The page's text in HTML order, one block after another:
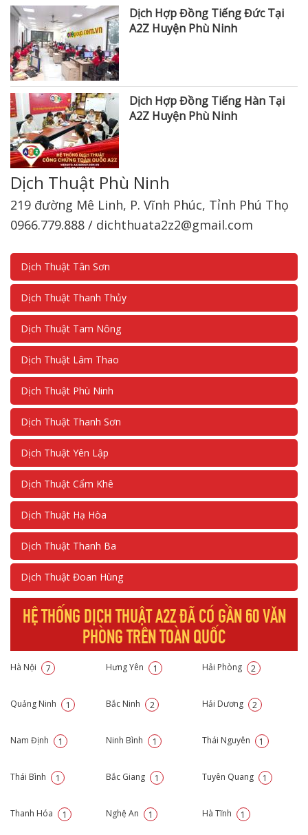
Dịch Hợp Đồng Tiếng Đức Tại
A2Z Huyện Phù Ninh
Dịch Hợp Đồng Tiếng Hàn Tại
A2Z Huyện Phù Ninh
Dịch Thuật Phù Ninh
219 đường Mê Linh, P. Vĩnh Phúc, Tỉnh Phú Thọ
0966.779.888 / dichthuata2z2@gmail.com
Dịch Thuật Tân Sơn
Dịch Thuật Thanh Thủy
Dịch Thuật Tam Nông
Dịch Thuật Lâm Thao
Dịch Thuật Phù Ninh
Dịch Thuật Thanh Sơn
Dịch Thuật Yên Lập
Dịch Thuật Cẩm Khê
Dịch Thuật Hạ Hòa
Dịch Thuật Thanh Ba
Dịch Thuật Đoan Hùng
HỆ THỐNG DỊCH THUẬT A2Z ĐÃ CÓ GẦN 60 VĂN
PHÒNG TRÊN TOÀN QUỐC
Hà Nội 7 Hưng Yên 1 Hải Phòng 2
Quảng Ninh 1 Bắc Ninh 2 Hải Dương 2
Nam Định 1 Ninh Bình 1 Thái Nguyên 1
Thái Bình 1 Bắc Giang 1 Tuyên Quang 1
Thanh Hóa 1 Nghệ An 1 Hà Tĩnh 1